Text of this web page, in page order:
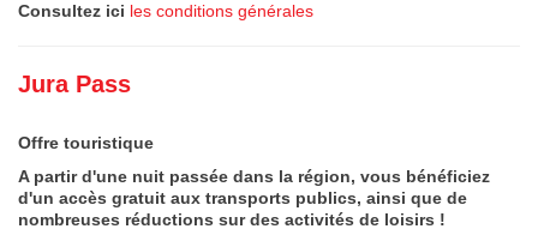
Consultez ici les conditions générales
Jura Pass
Offre touristique
A partir d'une nuit passée dans la région, vous bénéficiez
d'un accès gratuit aux transports publics, ainsi que de
nombreuses réductions sur des activités de loisirs !